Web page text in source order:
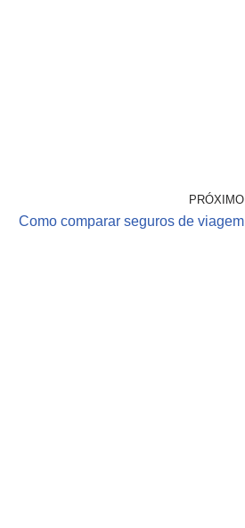
PRÓXIMO
Como comparar seguros de viagem